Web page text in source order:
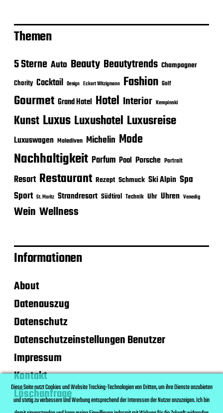
Themen
5 Sterne Auto Beauty Beautytrends Champagner
Charity Cocktail Design Eckart Witzigmann Fashion Golf
Gourmet Grand Hotel Hotel Interior Kempinski
Kunst Luxus Luxushotel Luxusreise
Luxuswagen Malediven Michelin Mode
Nachhaltigkeit Parfum Pool Porsche Portrait
Resort Restaurant Rezept Schmuck Ski Alpin Spa
Sport St. Moritz Strandresort Südtirol Technik Uhr Uhren Venedig
Wein Wellness
Informationen
About
Datenauszug
Datenschutz
Datenschutzeinstellungen Benutzer
Impressum
Kontakt
Löschanfrage
Diese Seite nutzt Cookies und Website Tracking-Technologien von Dritten, um ihre Dienste anzubieten
und stetig zu verbessern und Werbung entsprechend der Interessen der Nutzer anzuzeigen. Ich bin